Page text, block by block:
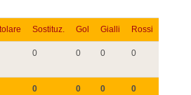
Sostituz. Gol Gialli Rossi
0 0 0 0
0 0 0 0